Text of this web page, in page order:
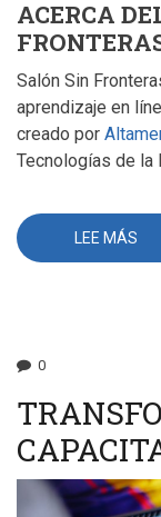
ACERCA
Salón Sin
aprendizaje en
creado por
Tecnologías de la
LEE MÁS
0